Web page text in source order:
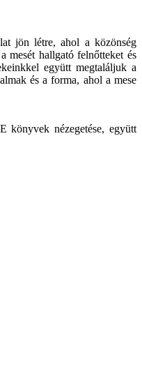
jön létre, ahol a közönség
mesét hallgató felnőtteket és
együtt megtaláljuk a
és a forma, ahol a mese
könyvek nézegetése, együtt